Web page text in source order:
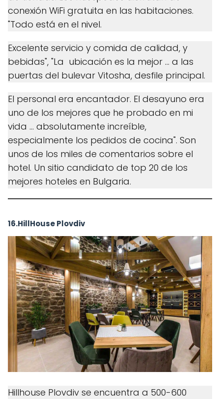
conexión WiFi gratuita en las habitaciones.
"Todo está en el nivel.
Excelente servicio y comida de calidad, y
bebidas", "La ubicación es la mejor ... a las
puertas del bulevar Vitosha, desfile principal.
El personal era encantador. El desayuno era
uno de los mejores que he probado en mi
vida ... absolutamente increíble,
especialmente los pedidos de cocina". Son
unos de los miles de comentarios sobre el
hotel. Un sitio candidato de top 20 de los
mejores hoteles en Bulgaria.
16.HillHouse Plovdiv
Hillhouse Plovdiv se encuentra a 500-600